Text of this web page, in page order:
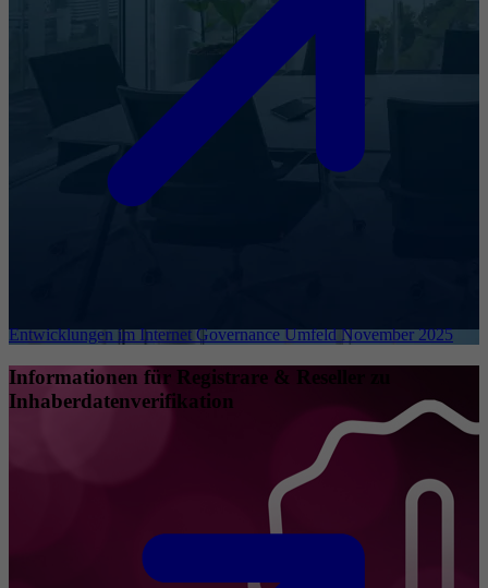
Entwicklungen im Internet Governance Umfeld November 2025
Informationen für Registrare & Reseller zu
Inhaberdatenverifikation